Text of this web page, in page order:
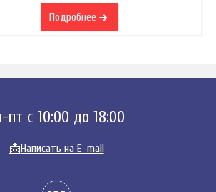
Подробнее
пт с 10:00 до 18:00
📩Написать на E-mail